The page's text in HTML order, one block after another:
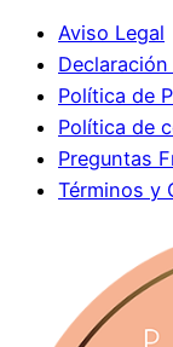
Aviso Legal
Política de
Política de
Preguntas
Términos y